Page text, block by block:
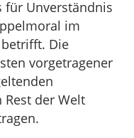
für Unverständnis
im
Die
vorgetragener
der Welt